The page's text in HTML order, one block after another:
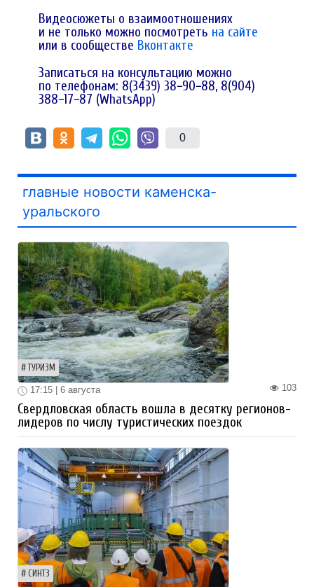
Видеосюжеты о взаимоотношениях
и не только можно посмотреть на сайте
или в сообществе Вконтакте
Записаться на консультацию можно
по телефонам: 8(3439) 38−90−88, 8(904)
388−17−87 (WhatsApp)
0
главные новости каменска-
уральского
ТУРИЗМ
103
17:15 | 6 августа
Свердловская область вошла в десятку регионов-
лидеров по числу туристических поездок
СИНТЗ